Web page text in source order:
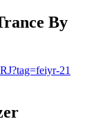
By